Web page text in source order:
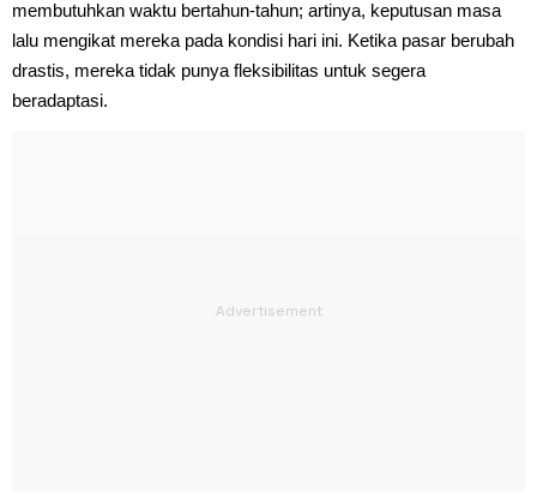
membutuhkan waktu bertahun-tahun; artinya, keputusan masa
lalu mengikat mereka pada kondisi hari ini. Ketika pasar berubah
drastis, mereka tidak punya fleksibilitas untuk segera
beradaptasi.